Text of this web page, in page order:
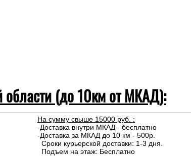
области (до 10км от МКАД):
На сумму свыше 15000 руб. :
-Доставка внутри МКАД - бесплатно
-Доставка за МКАД до 10 км - 500р.
Сроки курьерской доставки: 1-3 дня.
Подъем на этаж: Бесплатно